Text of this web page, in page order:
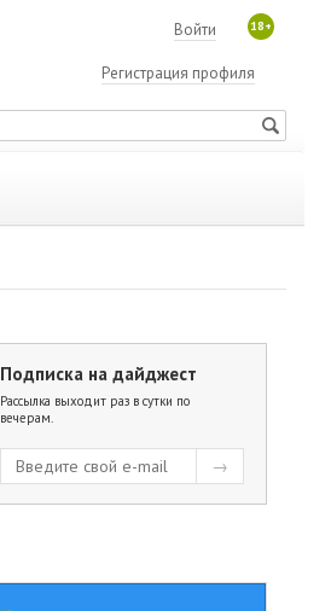
18+
Войти
Регистрация профиля
Подписка на дайджест
Рассылка выходит раз в сутки по
вечерам.